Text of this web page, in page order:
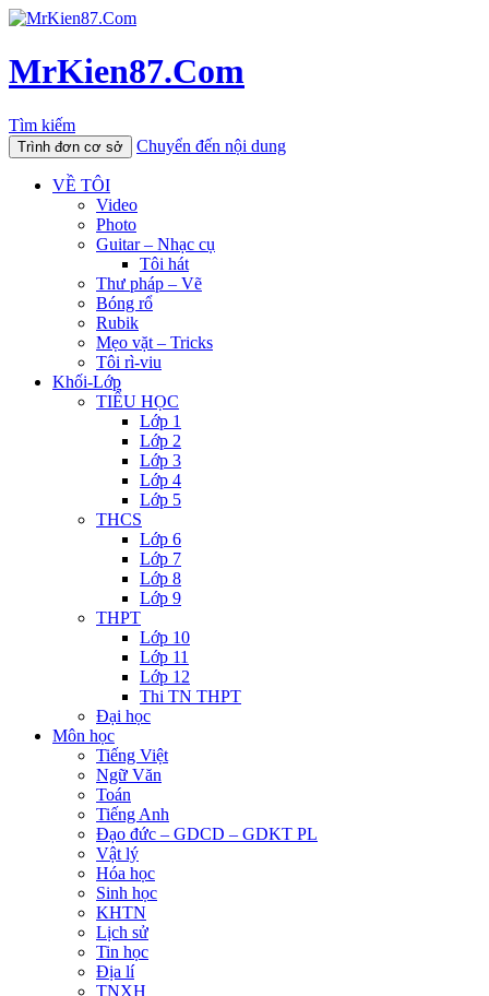
MrKien87.Com
Tìm kiếm
Trình đơn cơ sở Chuyển đến nội dung
VỀ TÔI
Video
Photo
Guitar – Nhạc cụ
Tôi hát
Thư pháp – Vẽ
Bóng rổ
Rubik
Mẹo vặt – Tricks
Tôi rì-viu
Khối-Lớp
TIỂU HỌC
Lớp 1
Lớp 2
Lớp 3
Lớp 4
Lớp 5
THCS
Lớp 6
Lớp 7
Lớp 8
Lớp 9
THPT
Lớp 10
Lớp 11
Lớp 12
Thi TN THPT
Đại học
Môn học
Tiếng Việt
Ngữ Văn
Toán
Tiếng Anh
Đạo đức – GDCD – GDKT PL
Vật lý
Hóa học
Sinh học
KHTN
Lịch sử
Tin học
Địa lí
TNXH